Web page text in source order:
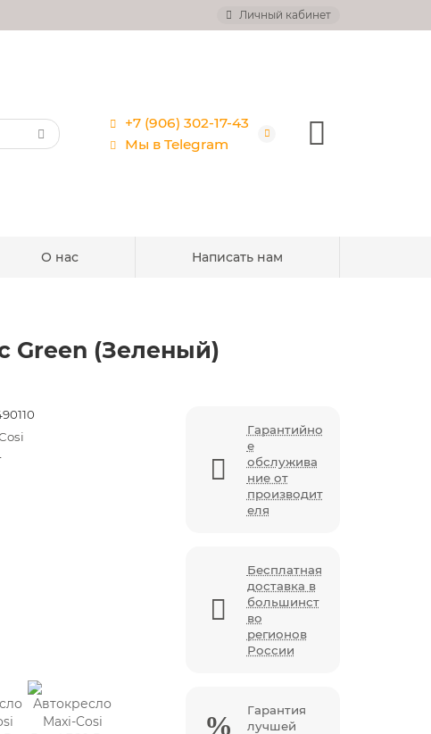
Личный кабинет
+7 (906) 302-17-43
Мы в Telegram
О нас Написать нам
Green (Зеленый)
Гарантийно
е
обслужива
ние от
производит
еля
Бесплатная
доставка в
большинст
во
регионов
России
Гарантия
лучшей